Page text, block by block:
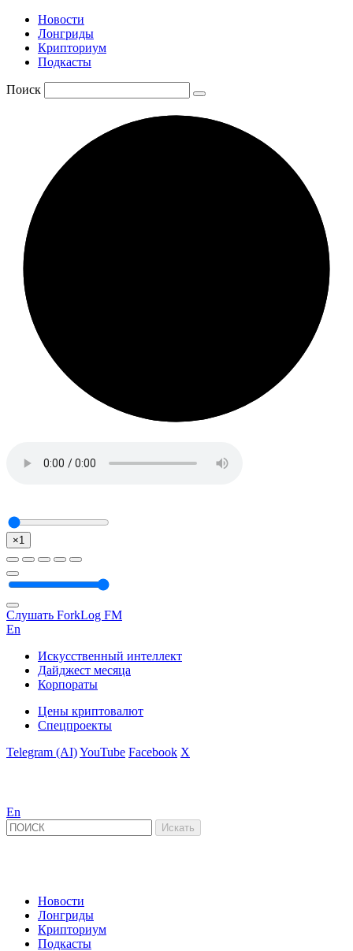
Новости
Лонгриды
Крипториум
Подкасты
Поиск
×1
Слушать ForkLog FM
En
Искусственный интеллект
Дайджест месяца
Корпораты
Цены криптовалют
Спецпроекты
Telegram (AI)YouTube Facebook X
En
Новости
Лонгриды
Крипториум
Подкасты